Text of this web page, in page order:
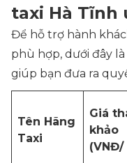
taxi Hà Tĩnh
Để hỗ trợ hành
phù hợp, dưới đây
giúp bạn đưa ra
Tên Hãng
Taxi
Giá
khảo
(VNĐ/